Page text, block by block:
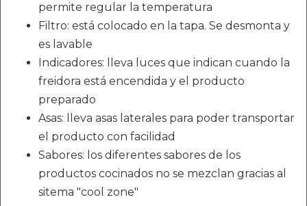
permite regular la temperatura
Filtro: está colocado en la tapa. Se desmonta y
es lavable
Indicadores: lleva luces que indican cuando la
freidora está encendida y el producto
preparado
Asas: lleva asas laterales para poder transportar
el producto con facilidad
Sabores: los diferentes sabores de los
productos cocinados no se mezclan gracias al
sitema "cool zone"